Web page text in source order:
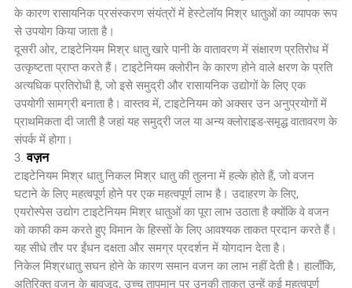
के कारण रासायनिक प्रसंस्करण संयंत्रों में हेस्टेलॉय मिश्र धातुओं का व्यापक रूप
से उपयोग किया जाता है।
दूसरी ओर, टाइटेनियम मिश्र धातु खारे पानी के वातावरण में संक्षारण प्रतिरोध में
उत्कृष्टता प्राप्त करते हैं। टाइटेनियम क्लोरीन के कारण होने वाले क्षरण के प्रति
अत्यधिक प्रतिरोधी है, जो इसे समुद्री और रासायनिक उद्योगों के लिए एक
उपयोगी सामग्री बनाता है। वास्तव में, टाइटेनियम को अक्सर उन अनुप्रयोगों में
प्राथमिकता दी जाती है जहां यह समुद्री जल या अन्य क्लोराइड-समृद्ध वातावरण के
संपर्क में होगा।
3.वज़न
टाइटेनियम मिश्र धातु निकल मिश्र धातु की तुलना में हल्के होते हैं, जो वजन
घटाने के लिए महत्वपूर्ण होने पर एक महत्वपूर्ण लाभ है। उदाहरण के लिए,
एयरोस्पेस उद्योग टाइटेनियम मिश्र धातुओं का पूरा लाभ उठाता है क्योंकि वे वजन
को काफी कम करते हुए विमान के हिस्सों के लिए आवश्यक ताकत प्रदान करते हैं।
यह सीधे तौर पर ईंधन दक्षता और समग्र प्रदर्शन में योगदान देता है।
निकेल मिश्रधातु सघन होने के कारण समान वजन का लाभ नहीं देती है। हालाँकि,
अतिरिक्त वजन के बावजूद, उच्च तापमान पर उनकी ताकत उन्हें कई महत्वपूर्ण